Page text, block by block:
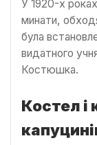
У 1920-х роках
минати,
була
видатного
Костюшка.
Костел і